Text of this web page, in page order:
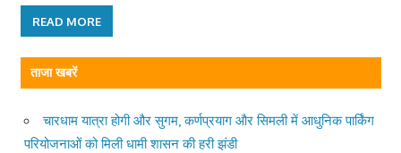
READ MORE
ताजा खबरें
चारधाम यात्रा होगी और सुगम, कर्णप्रयाग और सिमली में आधुनिक पार्किंग
परियोजनाओं को मिली धामी शासन की हरी झंडी